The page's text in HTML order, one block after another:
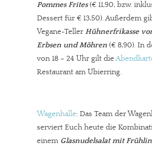
Pommes Frites(€ 11,90, bzw.
Dessert für € 13,50). Außerdem
Vegane-Teller Hühnerfrikasse
Erbsen und Möhren (€ 8,90). In
von 18 – 24 Uhr gilt die
Restaurant am Ubierring.
Wagenhalle: Das Team der
serviert Euch heute die
einem Glasnudelsalat mit